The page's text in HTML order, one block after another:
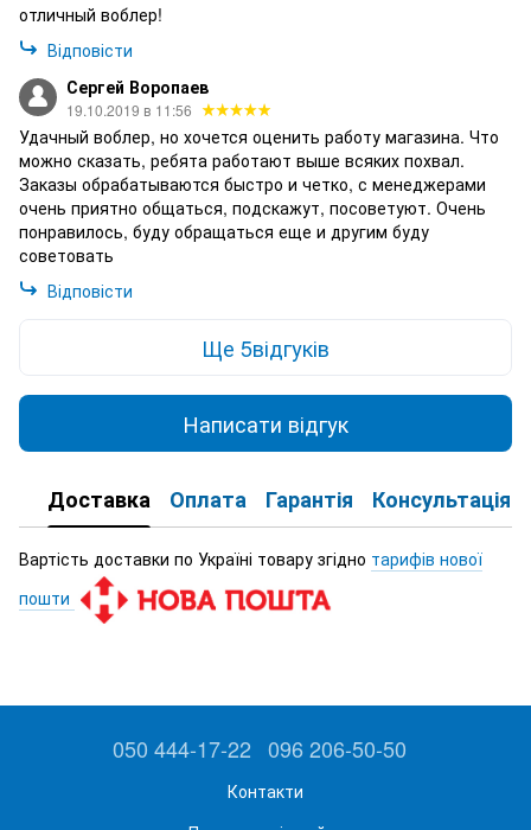
отличный воблер!
Відповісти
Сергей Воропаев
19.10.2019 в 11:56
Удачный воблер, но хочется оценить работу магазина. Что
можно сказать, ребята работают выше всяких похвал.
Заказы обрабатываются быстро и четко, с менеджерами
очень приятно общаться, подскажут, посоветуют. Очень
понравилось, буду обращаться еще и другим буду
советовать
Відповісти
Ще 5відгуків
Написати відгук
Доставка Оплата Гарантія Консультація
Вартість доставки по Україні товару згідно тарифів нової
пошти
050 444-17-22 096 206-50-50
Контакти